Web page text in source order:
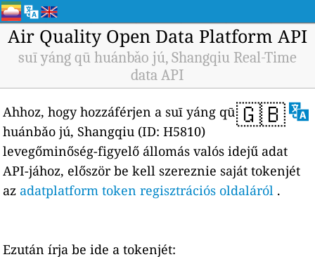
Air Quality Open Data Platform API
suī yáng qū huánbǎo jú, Shangqiu Real-Time
data API
🇬🇧
Ahhoz, hogy hozzáférjen a suī yáng qū
huánbǎo jú, Shangqiu (ID: H5810)
levegőminőség-figyelő állomás valós idejű adat
API-jához, először be kell szereznie saját tokenjét
az adatplatform token regisztrációs oldaláról .
Ezután írja be ide a tokenjét: